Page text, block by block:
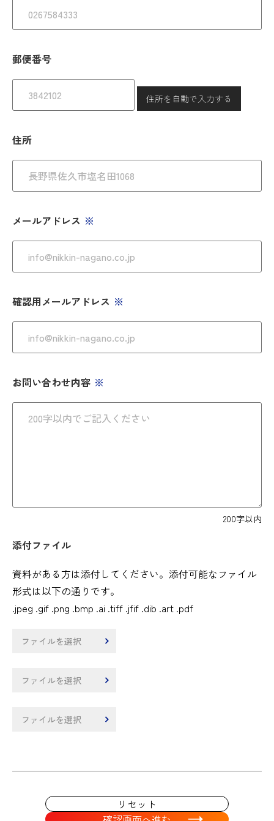
郵便番号
住所を自動で入力する
住所
メールアドレス
確認用メールアドレス
お問い合わせ内容
200字以内
添付ファイル
資料がある方は添付してください。添付可能なファイル
形式は以下の通りです。
.jpeg .gif .png .bmp .ai .tiff .jfif .dib .art .pdf